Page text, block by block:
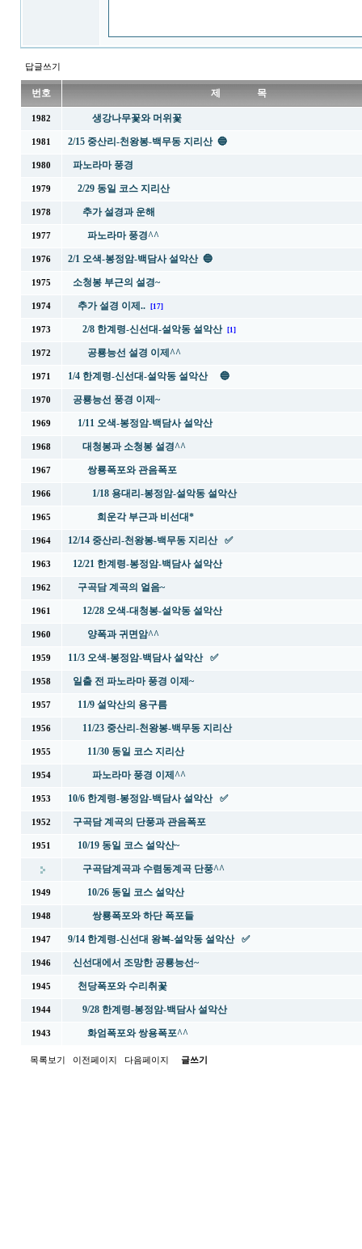
답글쓰기
번호 제 목
1982 생강나무꽃와 머위꽃
1981 2/15 중산리-천왕봉-백무동 지리산 🔵
1980 파노라마 풍경
1979 2/29 동일 코스 지리산
1978 추가 설경과 운해
1977 파노라마 풍경^^
1976 2/1 오색-봉정암-백담사 설악산 🔵
1975 소청봉 부근의 설경~
1974 추가 설경 이제.. [17]
1973 2/8 한계령-신선대-설악동 설악산 [1]
1972 공룡능선 설경 이제^^
1971 1/4 한계령-신선대-설악동 설악산 🔵
1970 공룡능선 풍경 이제~
1969 1/11 오색-봉정암-백담사 설악산
1968 대청봉과 소청봉 설경^^
1967 쌍룡폭포와 관음폭포
1966 1/18 용대리-봉정암-설악동 설악산
1965 희운각 부근과 비선대*
1964 12/14 중산리-천왕봉-백무동 지리산 ✅
1963 12/21 한계령-봉정암-백담사 설악산
1962 구곡담 계곡의 얼음~
1961 12/28 오색-대청봉-설악동 설악산
1960 양폭과 귀면암^^
1959 11/3 오색-봉정암-백담사 설악산 ✅
1958 일출 전 파노라마 풍경 이제~
1957 11/9 설악산의 용구름
1956 11/23 중산리-천왕봉-백무동 지리산
1955 11/30 동일 코스 지리산
1954 파노라마 풍경 이제^^
1953 10/6 한계령-봉정암-백담사 설악산 ✅
1952 구곡담 계곡의 단풍과 관음폭포
1951 10/19 동일 코스 설악산~
구곡담계곡과 수렴동계곡 단풍^^
1949 10/26 동일 코스 설악산
1948 쌍룡폭포와 하단 폭포들
1947 9/14 한계령-신선대 왕복-설악동 설악산 ✅
1946 신선대에서 조망한 공룡능선~
1945 천당폭포와 수리취꽃
1944 9/28 한계령-봉정암-백담사 설악산
1943 화엄폭포와 쌍용폭포^^
목록보기 이전페이지 다음페이지 글쓰기